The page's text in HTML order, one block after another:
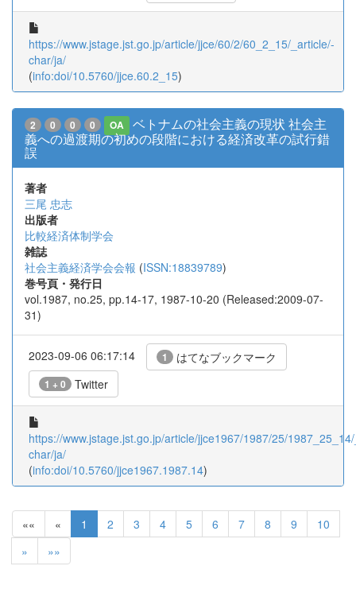
https://www.jstage.jst.go.jp/article/jjce/60/2/60_2_15/_article/-
char/ja/
(info:doi/10.5760/jjce.60.2_15)
2 0 0 0 OA
ベトナムの社会主義の現状 社会主
義への過渡期の初めの段階における経済改革の試行錯
誤
著者
三尾 忠志
出版者
比較経済体制学会
雑誌
社会主義経済学会会報 (ISSN:18839789)
巻号頁・発行日
vol.1987, no.25, pp.14-17, 1987-10-20 (Released:2009-07-
31)
2023-09-06 06:17:14 1 はてなブックマーク
1 + 0 Twitter
https://www.jstage.jst.go.jp/article/jjce1967/1987/25/
char/ja/
(info:doi/10.5760/jjce1967.1987.14)
«« « 1 2 3 4 5 6 7 8 9
10
»
»»